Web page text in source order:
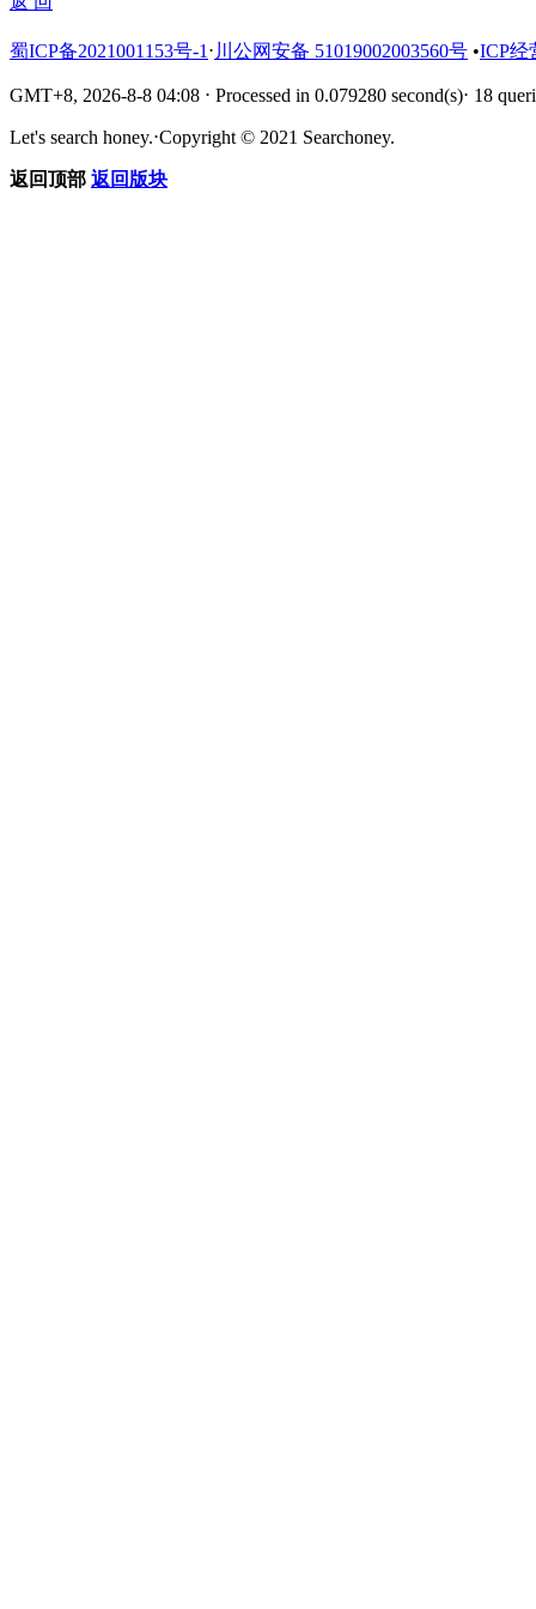
蜀ICP备2021001153号-1 ⋅ 川公网安备 51019002003560号 •ICP经
GMT+8, 2026-8-8 04:08 ⋅ Processed in 0.079280 second(s)⋅ 18
Let's search honey.⋅Copyright © 2021 Searchoney.
返回顶部 返回版块